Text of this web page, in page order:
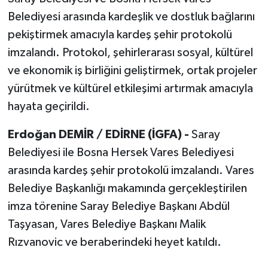
Belediyesi arasında kardeşlik ve dostluk bağlarını
pekiştirmek amacıyla kardeş şehir protokolü
imzalandı. Protokol, şehirlerarası sosyal, kültürel
ve ekonomik iş birliğini geliştirmek, ortak projeler
yürütmek ve kültürel etkileşimi artırmak amacıyla
hayata geçirildi.
Erdoğan DEMİR / EDİRNE (İGFA) - Saray
Belediyesi ile Bosna Hersek Vares Belediyesi
arasında kardeş şehir protokolü imzalandı. Vares
Belediye Başkanlığı makamında gerçekleştirilen
imza törenine Saray Belediye Başkanı Abdül
Taşyasan, Vares Belediye Başkanı Malik
Rızvanovic ve beraberindeki heyet katıldı.